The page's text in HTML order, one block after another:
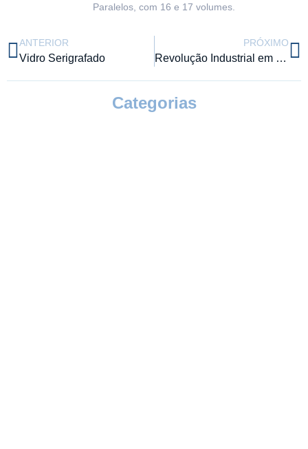
Paralelos, com 16 e 17 volumes.
ANTERIOR
Vidro Serigrafado
PRÓXIMO
Revolução Industrial em Têxtil Digital na FEBRATEX
Categorias